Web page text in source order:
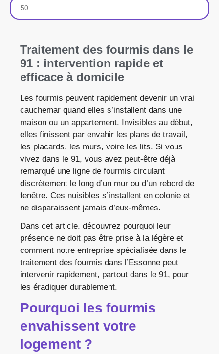
Traitement des fourmis dans le
91 : intervention rapide et
efficace à domicile
Les fourmis peuvent rapidement devenir un vrai
cauchemar quand elles s’installent dans une
maison ou un appartement. Invisibles au début,
elles finissent par envahir les plans de travail,
les placards, les murs, voire les lits. Si vous
vivez dans le 91, vous avez peut-être déjà
remarqué une ligne de fourmis circulant
discrètement le long d’un mur ou d’un rebord de
fenêtre. Ces nuisibles s’installent en colonie et
ne disparaissent jamais d’eux-mêmes.
Dans cet article, découvrez pourquoi leur
présence ne doit pas être prise à la légère et
comment notre entreprise spécialisée dans le
traitement des fourmis dans l’Essonne peut
intervenir rapidement, partout dans le 91, pour
les éradiquer durablement.
Pourquoi les fourmis
envahissent votre
logement ?